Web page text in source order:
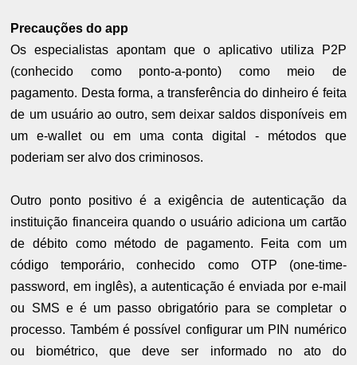
Precauções do app
Os especialistas apontam que o aplicativo utiliza P2P
(conhecido como ponto-a-ponto) como meio de
pagamento. Desta forma, a transferência do dinheiro é feita
de um usuário ao outro, sem deixar saldos disponíveis em
um e-wallet ou em uma conta digital - métodos que
poderiam ser alvo dos criminosos.
Outro ponto positivo é a exigência de autenticação da
instituição financeira quando o usuário adiciona um cartão
de débito como método de pagamento. Feita com um
código temporário, conhecido como OTP (one-time-
password, em inglês), a autenticação é enviada por e-mail
ou SMS e é um passo obrigatório para se completar o
processo. Também é possível configurar um PIN numérico
ou biométrico, que deve ser informado no ato do